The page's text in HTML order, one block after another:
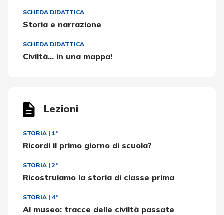
SCHEDA DIDATTICA
Storia e narrazione
SCHEDA DIDATTICA
Civiltà... in una mappa!
Lezioni
STORIA | 1ª
Ricordi il primo giorno di scuola?
STORIA | 2ª
Ricostruiamo la storia di classe prima
STORIA | 4ª
Al museo: tracce delle civiltà passate